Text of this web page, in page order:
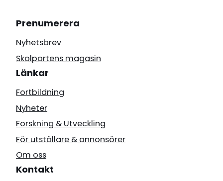
Prenumerera
Nyhetsbrev
Skolportens magasin
Länkar
Fortbildning
Nyheter
Forskning & Utveckling
För utställare & annonsörer
Om oss
Kontakt